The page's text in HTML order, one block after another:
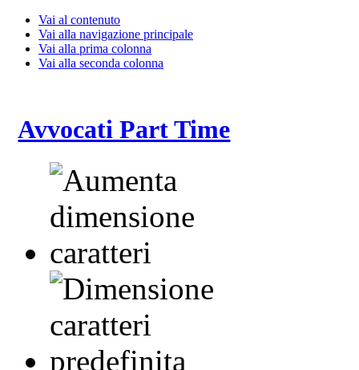
Vai al contenuto
Vai alla navigazione principale
Vai alla prima colonna
Vai alla seconda colonna
Avvocati Part Time